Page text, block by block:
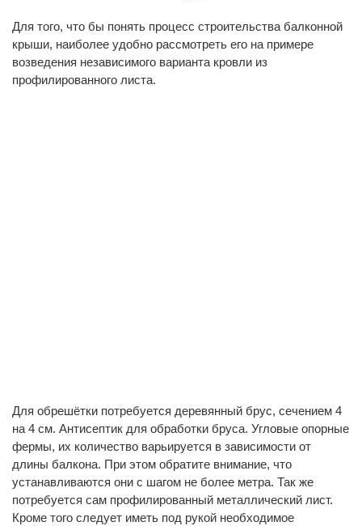
Для того, что бы понять процесс строительства балконной
крыши, наиболее удобно рассмотреть его на примере
возведения независимого варианта кровли из
профилированного листа.
Для обрешётки потребуется деревянный брус, сечением 4
на 4 см. Антисептик для обработки бруса. Угловые опорные
фермы, их количество варьируется в зависимости от
длины балкона. При этом обратите внимание, что
устанавливаются они с шагом не более метра. Так же
потребуется сам профилированный металлический лист.
Кроме того следует иметь под рукой необходимое